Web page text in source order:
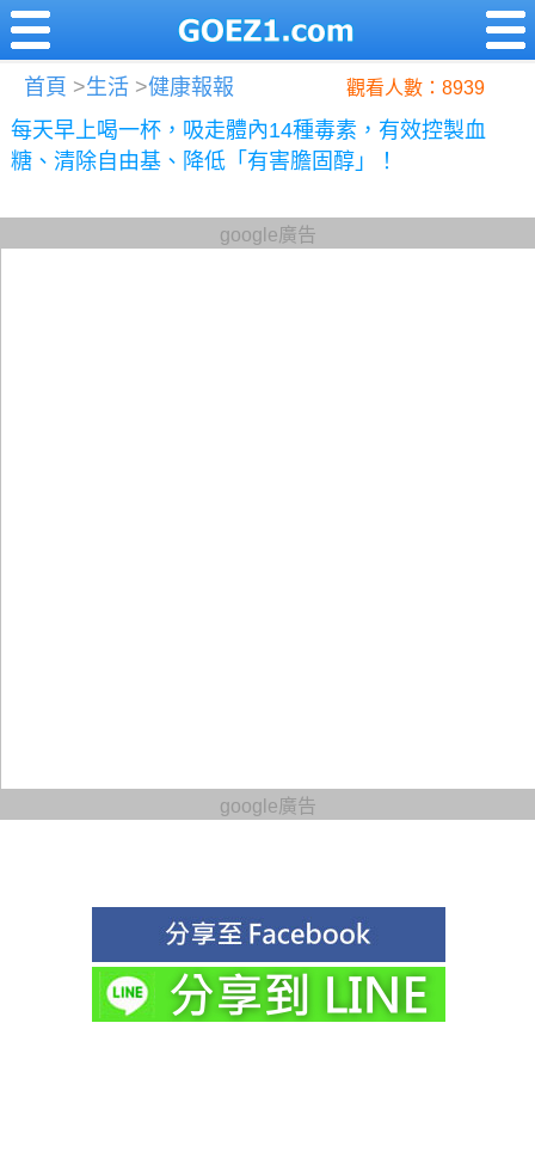
首頁 >生活 >健康報報 觀看人數：8939
每天早上喝一杯，吸走體內14種毒素，有效控製血
糖、清除自由基、降低「有害膽固醇」！
google廣告
google廣告